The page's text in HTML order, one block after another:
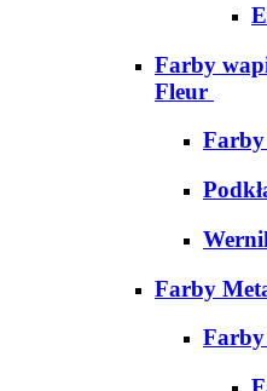
Farby
Fleur
Farby
Farby
Farby